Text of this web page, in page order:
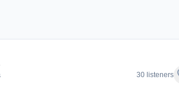
30 listeners